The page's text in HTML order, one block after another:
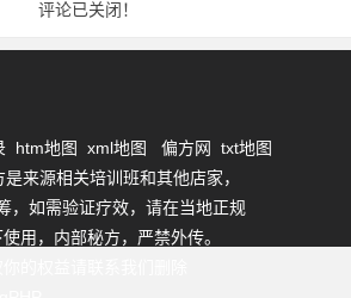
评论已关闭！
htm地图 xml地图 偏方网
txt地图
来源相关培训班和其他店家，
，如需验证疗效，请在当地正规
用，内部秘方，严禁外传。